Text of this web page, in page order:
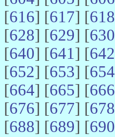
[616] [617] [618
[628] [629] [630
[640] [641] [642
[652] [653] [654
[664] [665] [666
[676] [677] [678
[688] [689] [690